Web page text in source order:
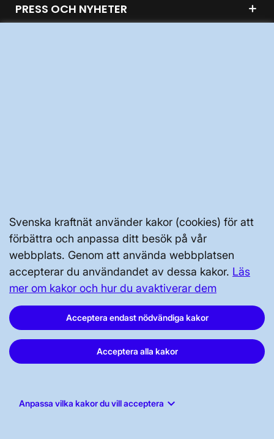
Svenska kraftnät använder kakor (cookies) för att
förbättra och anpassa ditt besök på vår
webbplats. Genom att använda webbplatsen
accepterar du användandet av dessa kakor. Läs
mer om kakor och hur du avaktiverar dem
Acceptera endast nödvändiga kakor
Acceptera alla kakor
Anpassa vilka kakor du vill acceptera keyboard_arrow_down
PRESS OCH NYHETER
Svenska kraftnät, Box 1200, 172 24
Vår dataskyddspolicy
Tillgänglighetsredogörelse